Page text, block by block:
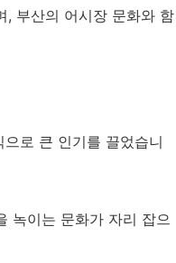
, 부산의 어시장 문화와 함
로 큰 인기를 끌었습니
녹이는 문화가 자리 잡으